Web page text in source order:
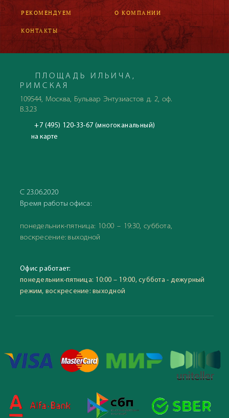
РЕКОМЕНДУЕМ О КОМПАНИИ
КОНТАКТЫ
ПЛОЩАДЬ ИЛЬИЧА,
РИМСКАЯ
109544, Москва, Бульвар Энтузиастов д. 2, оф.
В.3.23
+7 (495) 120-33-67 (многоканальный)
на карте
С 23.06.2020
Время работы офиса:
понедельник-пятница: 10:00 – 19:30, суббота,
воскресение: выходной
Офис работает:
понедельник-пятница: 10:00 – 19:00, суббота - дежурный
режим, воскресение: выходной